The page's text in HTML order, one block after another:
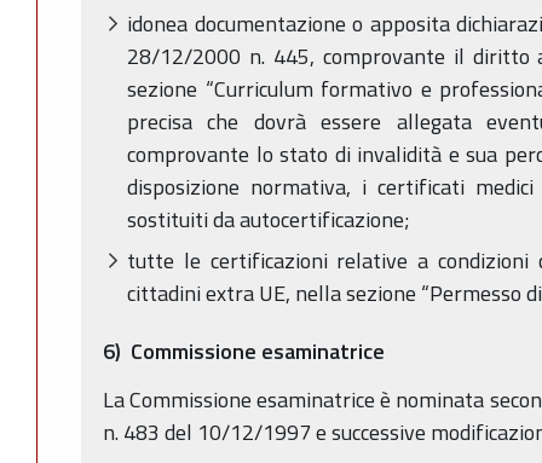
idonea documentazione o apposita
28/12/2000 n. 445, comprovante il
sezione “Curriculum formativo e
precisa che dovrà essere allegata
comprovante lo stato di invalidità e sua
disposizione normativa, i certificati
sostituiti da autocertificazione;
tutte le certificazioni relative a condizioni
cittadini extra UE, nella sezione “Permesso
6) Commissione esaminatrice
La Commissione esaminatrice è nominata
n. 483 del 10/12/1997 e successive